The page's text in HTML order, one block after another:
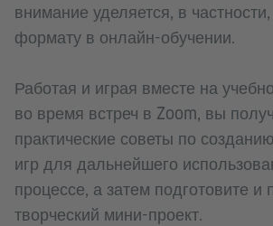
внимание уделяется, в
формату в онлайн-обучении.
Работая и играя вместе на
во время встреч в Zoom, вы
практические советы по
игр для дальнейшего
процессе, а затем подготовите и
творческий мини-проект.